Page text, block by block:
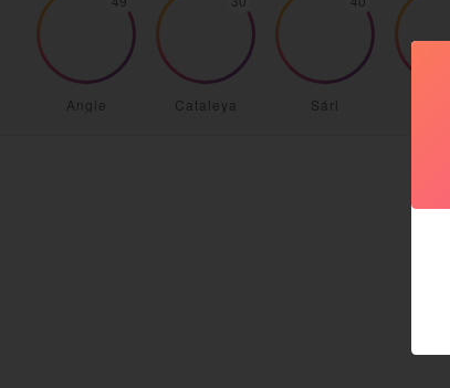
Angie Cataleya Sári